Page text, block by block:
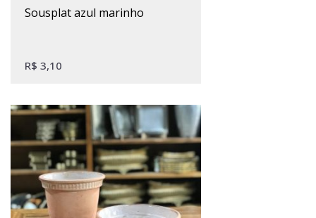
sousplat azul marinho
R$ 3,10